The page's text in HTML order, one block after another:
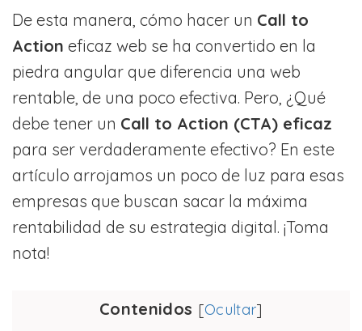
De esta manera, cómo hacer un Call to
Action eficaz web se ha convertido en la
piedra angular que diferencia una web
rentable, de una poco efectiva. Pero, ¿Qué
debe tener un Call to Action (CTA) eficaz
para ser verdaderamente efectivo? En este
artículo arrojamos un poco de luz para esas
empresas que buscan sacar la máxima
rentabilidad de su estrategia digital. ¡Toma
nota!
Contenidos [Ocultar]